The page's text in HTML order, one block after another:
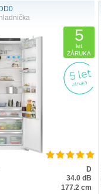
5
let
ZÁRUKA
D
34.0 dB
177.2 cm